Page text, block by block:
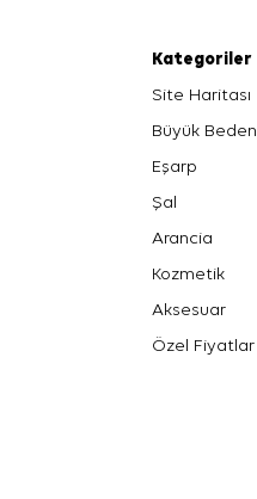
Kategoriler
Site Haritası
Büyük Beden
Eşarp
Şal
Arancia
Kozmetik
Aksesuar
Özel Fiyatlar